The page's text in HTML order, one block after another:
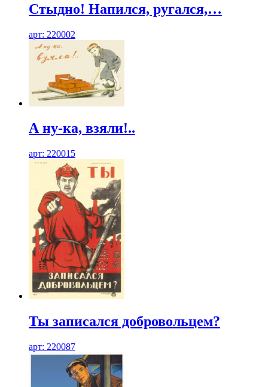
Стыдно! Напился, ругался,…
арт: 220002
А ну-ка, взяли!..
арт: 220015
Ты записался добровольцем?
арт: 220087